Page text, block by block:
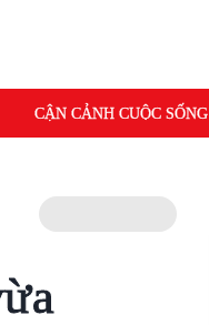
CẬN CẢNH CUỘC SỐNG